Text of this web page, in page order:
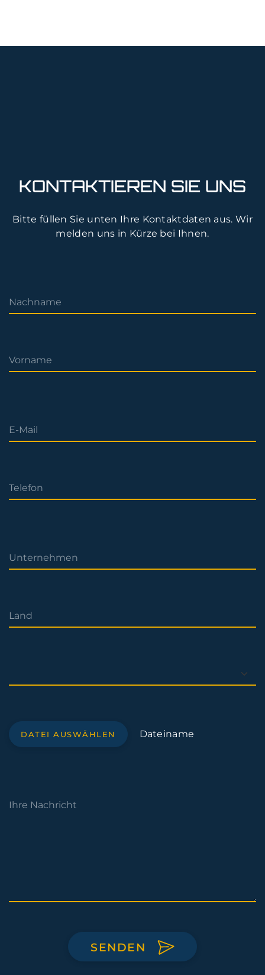
KONTAKTIEREN SIE UNS
Bitte füllen Sie unten Ihre Kontaktdaten aus. Wir
melden uns in Kürze bei Ihnen.
DATEI AUSWÄHLEN Dateiname
SENDEN